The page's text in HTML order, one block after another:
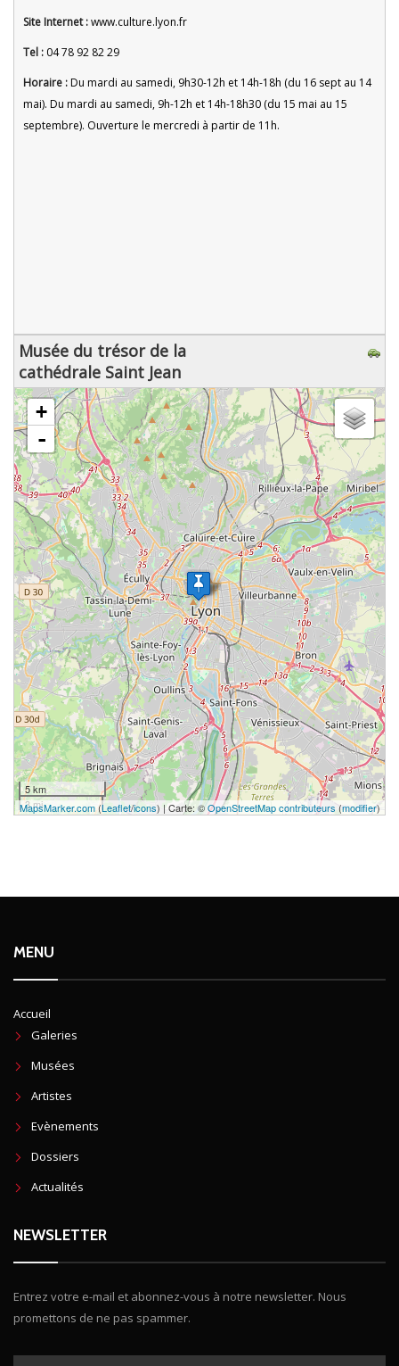
Site Internet :www.culture.lyon.fr
Tel : 04 78 92 82 29
Horaire :Du mardi au samedi, 9h30-12h et 14h-18h (du 16 sept au 14
mai). Du mardi au samedi, 9h-12h et 14h-18h30 (du 15 mai au 15
septembre). Ouverture le mercredi à partir de 11h.
Musée du trésor de la
cathédrale Saint Jean
chargement de la carte - veuillez patienter...
+
-
5 km
3 mi
MapsMarker.com(Leaflet/icons) | Carte: ©OpenStreetMap contributeurs(modifier)
MENU
Accueil
Galeries
Musées
Artistes
Evènements
Dossiers
Actualités
NEWSLETTER
Entrez votre e-mail et abonnez-vous à notre newsletter. Nous
promettons de ne pas spammer.